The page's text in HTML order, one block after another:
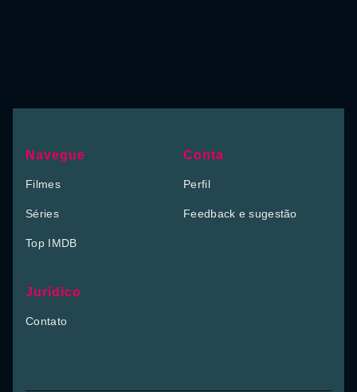
Navegue
Filmes
Séries
Top IMDB
Conta
Perfil
Feedback e sugestão
Jurídico
Contato